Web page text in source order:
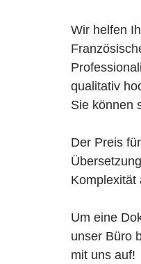
Wir helfen
qualitativ
Sie können
Der Preis
Komplexität
Um eine
unser Büro
mit uns auf!